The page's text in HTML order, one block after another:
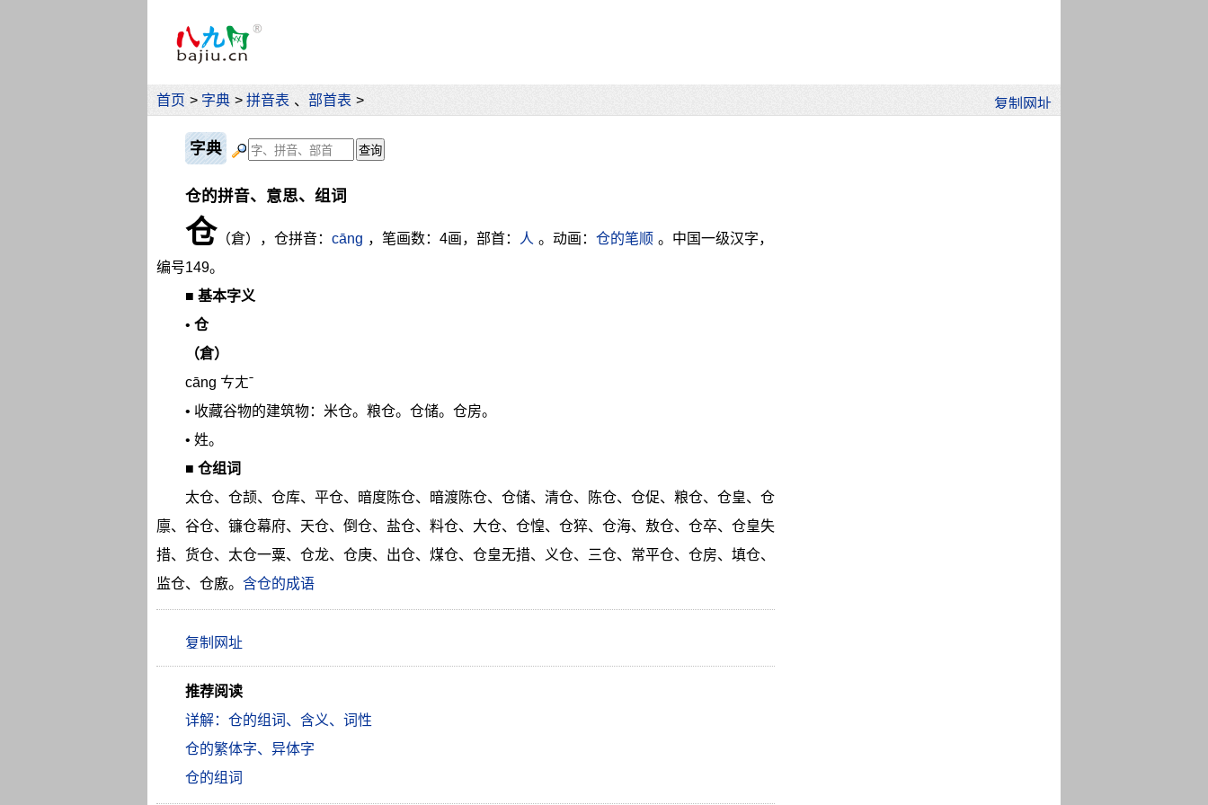
首页 > 字典 > 拼音表 、 部首表 >
字典
仓的拼音、意思、组词
仓 （倉），仓拼音： cāng ，笔画数：4画，部首： 人 。动画： 仓的笔顺 。中国一级汉字，
编号149。
■ 基本字义
• 仓
（倉）
cāng ㄘㄤˉ
• 收藏谷物的建筑物：米仓。粮仓。仓储。仓房。
• 姓。
■ 仓组词
太仓、仓颉、仓库、平仓、暗度陈仓、暗渡陈仓、仓储、清仓、陈仓、仓促、粮仓、仓皇、仓
廪、谷仓、镰仓幕府、天仓、倒仓、盐仓、料仓、大仓、仓惶、仓猝、仓海、敖仓、仓卒、仓皇失
措、货仓、太仓一粟、仓龙、仓庚、出仓、煤仓、仓皇无措、义仓、三仓、常平仓、仓房、填仓、
监仓、仓廒。 含仓的成语
推荐阅读
详解：仓的组词、含义、词性
仓的繁体字、异体字
仓的组词